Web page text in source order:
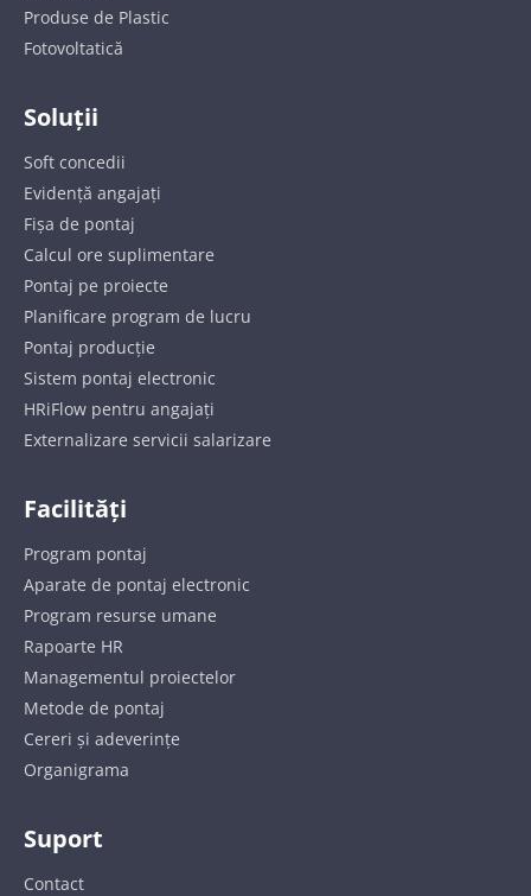
Produse de Plastic
Fotovoltatică
Soluții
Soft concedii
Evidență angajați
Fișa de pontaj
Calcul ore suplimentare
Pontaj pe proiecte
Planificare program de lucru
Pontaj producție
Sistem pontaj electronic
HRiFlow pentru angajați
Externalizare servicii salarizare
Facilități
Program pontaj
Aparate de pontaj electronic
Program resurse umane
Rapoarte HR
Managementul proiectelor
Metode de pontaj
Cereri și adeverințe
Organigrama
Suport
Contact